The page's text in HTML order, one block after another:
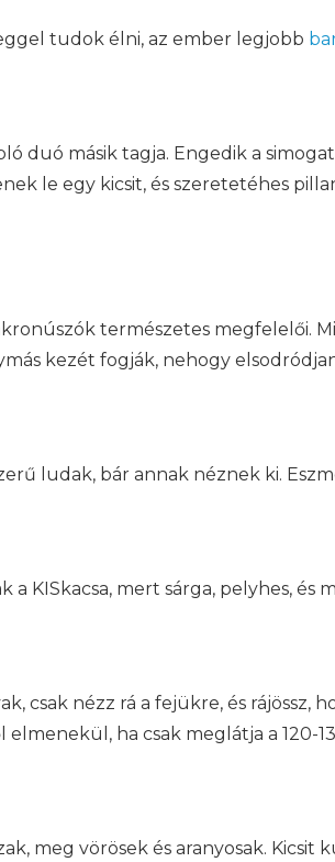
tudok élni, az ember legjobb
duó másik tagja. Engedik a
le egy kicsit, és szeretetéhes
természetes megfelelői.
kezét fogják, nehogy
ludak, bár annak néznek ki.
a KISkacsa, mert sárga, pelyhes,
csak nézz rá a fejükre, és
ha csak meglátja a 120-
meg vörösek és aranyosak.